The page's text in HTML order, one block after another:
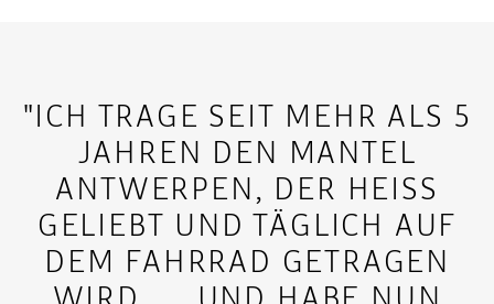
"ICH TRAGE SEIT MEHR ALS 5
JAHREN DEN MANTEL
ANTWERPEN, DER HEISS G
ELIEBT UND TÄGLICH AUF D
EM FAHRRAD GETRAGEN W